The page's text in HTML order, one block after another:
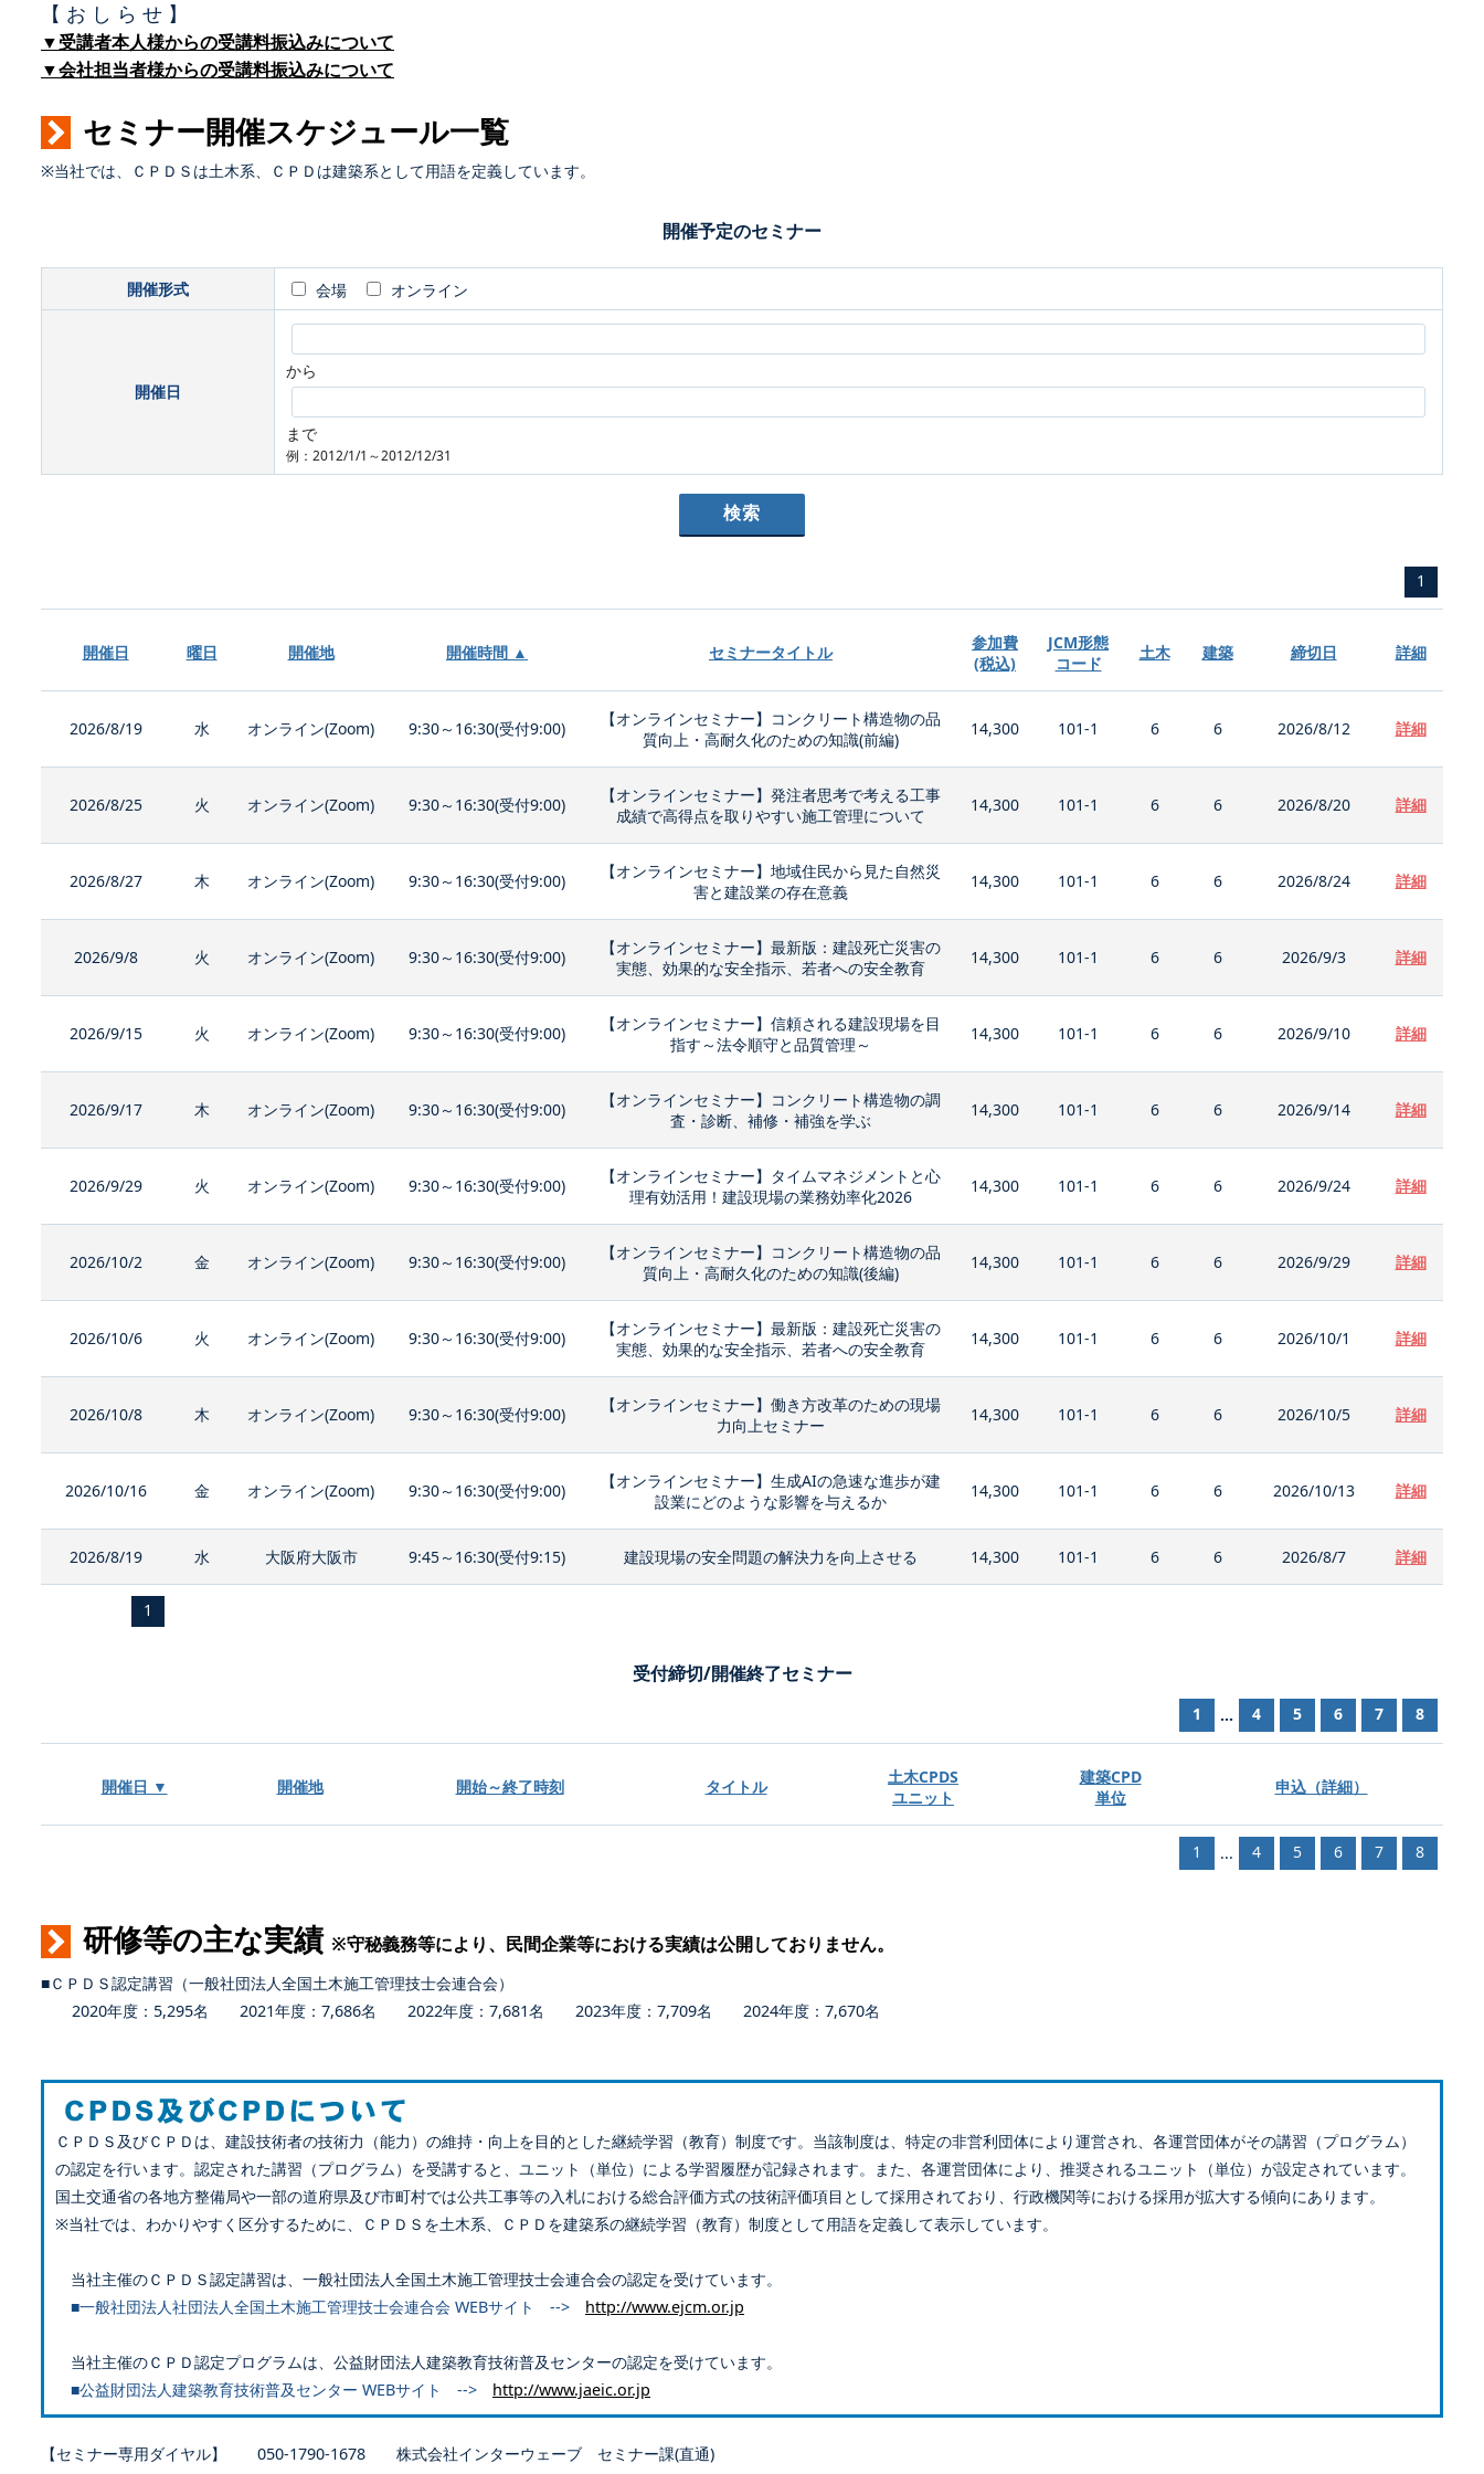
【 お し ら せ 】
▼受講者本人様からの受講料振込みについて
▼会社担当者様からの受講料振込みについて
セミナー開催スケジュール一覧
※当社では、ＣＰＤＳは土木系、ＣＰＤは建築系として用語を定義しています。
開催予定のセミナー
開催形式 会場 オンライン
開催日
から
まで
例：2012/1/1～2012/12/31
1
開催日 曜日 開催地 開催時間 ▲ セミナータイトル
参加費
(税込)
JCM形態
コード
土木 建築 締切日 詳細
2026/8/19 水 オンライン(Zoom) 9:30～16:30(受付9:00)
【オンラインセミナー】コンクリート構造物の品
質向上・高耐久化のための知識(前編)
14,300 101-1 6 6 2026/8/12 詳細
2026/8/25 火 オンライン(Zoom) 9:30～16:30(受付9:00)
【オンラインセミナー】発注者思考で考える工事
成績で高得点を取りやすい施工管理について
14,300 101-1 6 6 2026/8/20 詳細
2026/8/27 木 オンライン(Zoom) 9:30～16:30(受付9:00)
【オンラインセミナー】地域住民から見た自然災
害と建設業の存在意義
14,300 101-1 6 6 2026/8/24 詳細
2026/9/8 火 オンライン(Zoom) 9:30～16:30(受付9:00)
【オンラインセミナー】最新版：建設死亡災害の
実態、効果的な安全指示、若者への安全教育
14,300 101-1 6 6 2026/9/3 詳細
2026/9/15 火 オンライン(Zoom) 9:30～16:30(受付9:00)
【オンラインセミナー】信頼される建設現場を目
指す～法令順守と品質管理～
14,300 101-1 6 6 2026/9/10 詳細
2026/9/17 木 オンライン(Zoom) 9:30～16:30(受付9:00)
【オンラインセミナー】コンクリート構造物の調
査・診断、補修・補強を学ぶ
14,300 101-1 6 6 2026/9/14 詳細
2026/9/29 火 オンライン(Zoom) 9:30～16:30(受付9:00)
【オンラインセミナー】タイムマネジメントと心
理有効活用！建設現場の業務効率化2026
14,300 101-1 6 6 2026/9/24 詳細
2026/10/2 金 オンライン(Zoom) 9:30～16:30(受付9:00)
【オンラインセミナー】コンクリート構造物の品
質向上・高耐久化のための知識(後編)
14,300 101-1 6 6 2026/9/29 詳細
2026/10/6 火 オンライン(Zoom) 9:30～16:30(受付9:00)
【オンラインセミナー】最新版：建設死亡災害の
実態、効果的な安全指示、若者への安全教育
14,300 101-1 6 6 2026/10/1 詳細
2026/10/8 木 オンライン(Zoom) 9:30～16:30(受付9:00)
【オンラインセミナー】働き方改革のための現場
力向上セミナー
14,300 101-1 6 6 2026/10/5 詳細
2026/10/16 金 オンライン(Zoom) 9:30～16:30(受付9:00)
【オンラインセミナー】生成AIの急速な進歩が建
設業にどのような影響を与えるか
14,300 101-1 6 6 2026/10/13 詳細
2026/8/19 水 大阪府大阪市 9:45～16:30(受付9:15) 建設現場の安全問題の解決力を向上させる 14,300 101-1 6 6 2026/8/7 詳細
1
受付締切/開催終了セミナー
1 ... 4 5 6 7 8
開催日 ▼ 開催地 開始～終了時刻 タイトル
土木CPDS
ユニット
建築CPD
単位
申込（詳細）
1 ... 4 5 6 7 8
研修等の主な実績 ※守秘義務等により、民間企業等における実績は公開しておりません。
■ＣＰＤＳ認定講習（一般社団法人全国土木施工管理技士会連合会）
2020年度：5,295名 2021年度：7,686名 2022年度：7,681名 2023年度：7,709名 2024年度：7,670名
ＣＰＤＳ及びＣＰＤは、建設技術者の技術力（能力）の維持・向上を目的とした継続学習（教育）制度です。当該制度は、特定の非営利団体により運営され、各運営団体がその講習（プログラム）
の認定を行います。認定された講習（プログラム）を受講すると、ユニット（単位）による学習履歴が記録されます。また、各運営団体により、推奨されるユニット（単位）が設定されています。
国土交通省の各地方整備局や一部の道府県及び市町村では公共工事等の入札における総合評価方式の技術評価項目として採用されており、行政機関等における採用が拡大する傾向にあります。
※当社では、わかりやすく区分するために、ＣＰＤＳを土木系、ＣＰＤを建築系の継続学習（教育）制度として用語を定義して表示しています。
当社主催のＣＰＤＳ認定講習は、一般社団法人全国土木施工管理技士会連合会の認定を受けています。
■一般社団法人社団法人全国土木施工管理技士会連合会 WEBサイト --> http://www.ejcm.or.jp
当社主催のＣＰＤ認定プログラムは、公益財団法人建築教育技術普及センターの認定を受けています。
■公益財団法人建築教育技術普及センター WEBサイト --> http://www.jaeic.or.jp
【セミナー専用ダイヤル】 050-1790-1678 株式会社インターウェーブ セミナー課(直通)